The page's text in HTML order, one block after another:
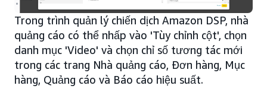
Trong trình quản lý chiến dịch Amazon DSP, nhà
quảng cáo có thể nhấp vào 'Tùy chỉnh cột', chọn
danh mục 'Video' và chọn chỉ số tương tác mới
trong các trang Nhà quảng cáo, Đơn hàng, Mục
hàng, Quảng cáo và Báo cáo hiệu suất.